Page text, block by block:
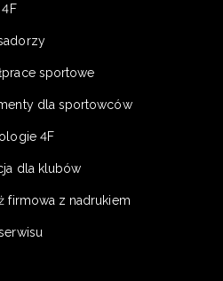
sportowe
dla sportowców
4F
dla klubów
firmowa z nadrukiem